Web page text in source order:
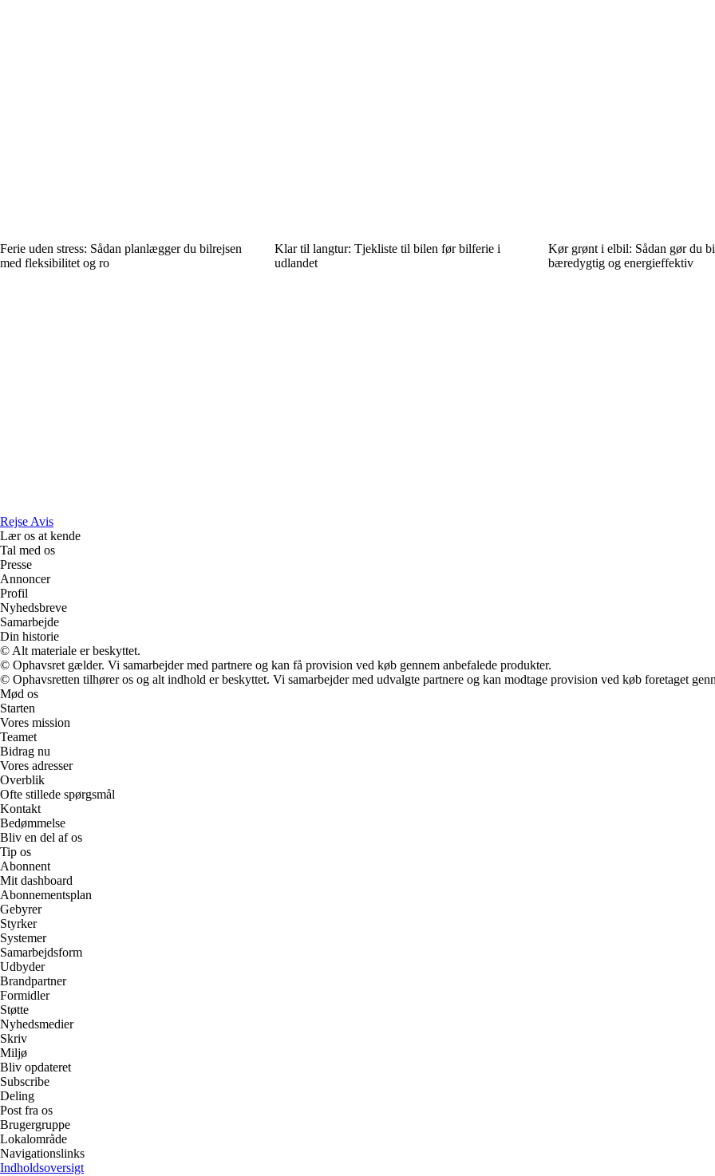
Ferie uden stress: Sådan planlægger du bilrejsen
med fleksibilitet og ro
Klar til langtur: Tjekliste til bilen før bilferie i
udlandet
Kør grønt i elbil: Sådan gør du
bæredygtig og energieffektiv
Rejse Avis
Lær os at kende
Tal med os
Presse
Annoncer
Profil
Nyhedsbreve
Samarbejde
Din historie
© Alt materiale er beskyttet.
© Ophavsret gælder. Vi samarbejder med partnere og kan få provision ved køb gennem anbefalede produkter.
© Ophavsretten tilhører os og alt indhold er beskyttet. Vi samarbejder med udvalgte partnere og kan modtage provision ved køb foretaget
Mød os
Starten
Vores mission
Teamet
Bidrag nu
Vores adresser
Overblik
Ofte stillede spørgsmål
Kontakt
Bedømmelse
Bliv en del af os
Tip os
Abonnent
Mit dashboard
Abonnementsplan
Gebyrer
Styrker
Systemer
Samarbejdsform
Udbyder
Brandpartner
Formidler
Støtte
Nyhedsmedier
Skriv
Miljø
Bliv opdateret
Subscribe
Deling
Post fra os
Brugergruppe
Lokalområde
Navigationslinks
Indholdsoversigt